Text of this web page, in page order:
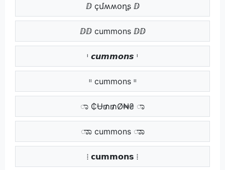
ⅅ çմʍʍօղʂ ⅅ
ⅅⅅ cummons ⅅⅅ
ᶦ 𝙘𝙪𝙢𝙢𝙤𝙣𝙨 ᶦ
ᶦᶦ cummons ᶦᶦ
ಾ ₵Ʉ₥₥Ø₦₴ ಾ
ಾಾ cummons ಾಾ
⁞ 𝗰𝘂𝗺𝗺𝗼𝗻𝘀 ⁞